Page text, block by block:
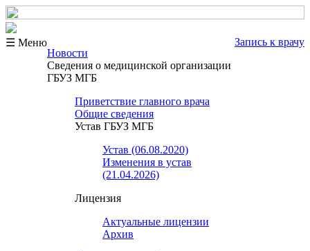
☰ Меню
Запись к врачу
Новости
Сведения о медицинской организации
ГБУЗ МГБ
Приветствие главного врача
Общие сведения
Устав ГБУЗ МГБ
Устав (06.08.2020)
Изменения в устав
(21.04.2026)
Лицензия
Актуальные лицензии
Архив